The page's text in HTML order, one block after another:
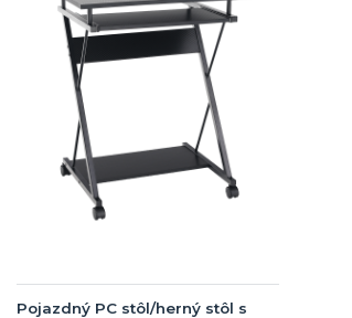
Pojazdný PC stôl/herný stôl s